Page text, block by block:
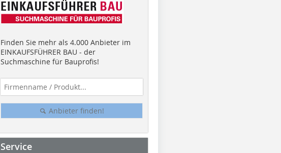
Finden Sie mehr als 4.000 Anbieter im
EINKAUFSFÜHRER BAU - der
Suchmaschine für Bauprofis!
Anbieter finden!
Service